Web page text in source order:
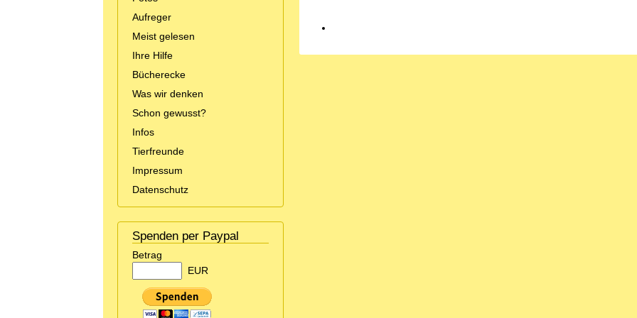
Aufreger
Meist gelesen
Ihre Hilfe
Bücherecke
Was wir denken
Schon gewusst?
Infos
Tierfreunde
Impressum
Datenschutz
Spenden per Paypal
Betrag
EUR